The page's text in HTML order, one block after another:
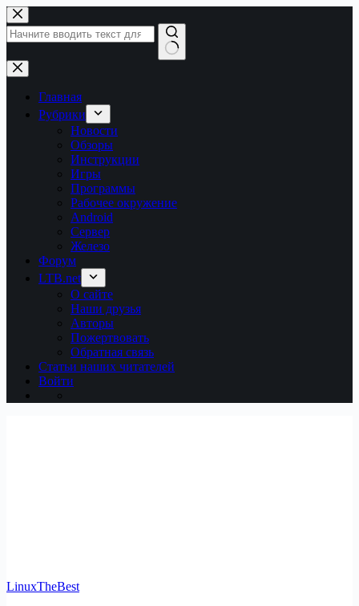
Перейти
к
сути
Ничего
не
найденоГлавная
Рубрики
Новости
Обзоры
Инструкции
Игры
Программы
Рабочее окружение
Android
Сервер
Железо
Форум
LTB.net
О сайте
Наши друзья
Авторы
Пожертвовать
Обратная связь
Статьи наших читателей
Войти
LinuxTheBest